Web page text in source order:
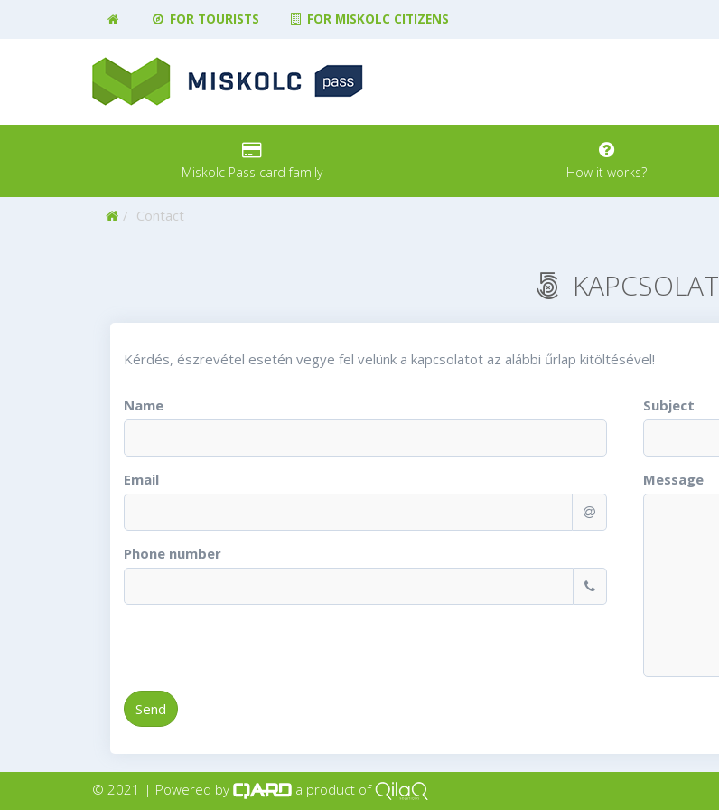
FOR TOURISTS FOR MISKOLC CITIZENS
Miskolc Pass card family How it works?
HomeContact
KAPCSOLAT
Kérdés, észrevétel esetén vegye fel velünk a kapcsolatot az alábbi űrlap kitöltésével!
Name
Email
Phone number
Subject
Message
Send
© 2021 | Powered by a product of